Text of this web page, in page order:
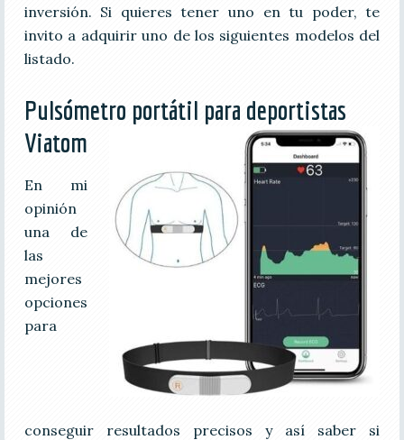
inversión. Si quieres tener uno en tu poder, te
invito a adquirir uno de los siguientes modelos del
listado.
Pulsómetro portátil para deportistas
Viatom
En mi
opinión
una de
las
mejores
opciones
para
conseguir resultados precisos y así saber si